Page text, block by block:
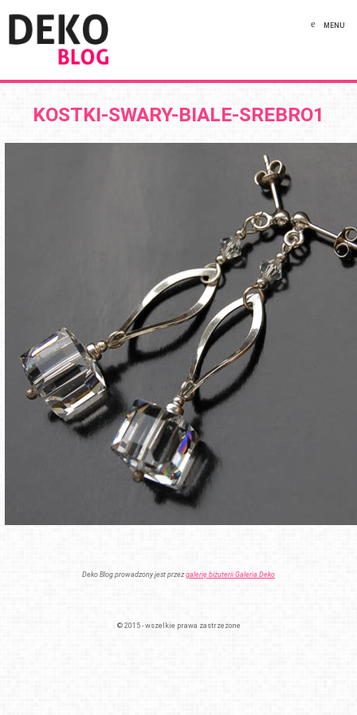
MENU
KOSTKI-SWARY-BIALE-SREBRO1
Deko Blog prowadzony jest przezgalerię biżuterii Galeria Deko
© 2015 - wszelkie prawa zastrzeżone